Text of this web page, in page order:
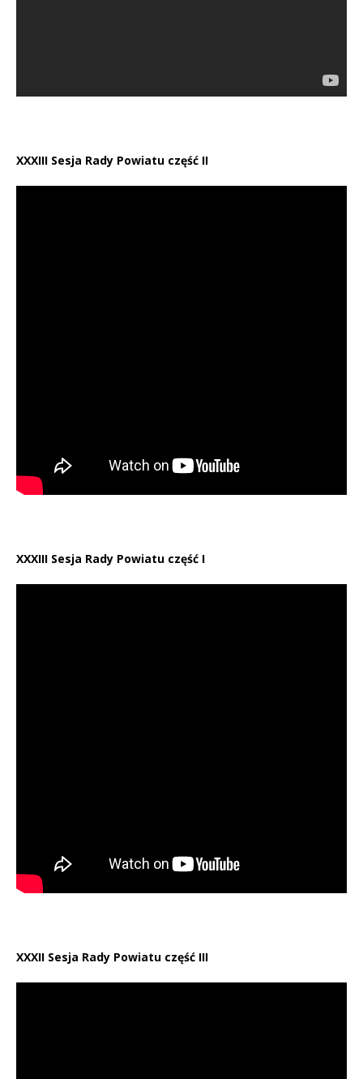
XXXIII Sesja Rady Powiatu część II
XXXIII Sesja Rady Powiatu część I
XXXII Sesja Rady Powiatu część III